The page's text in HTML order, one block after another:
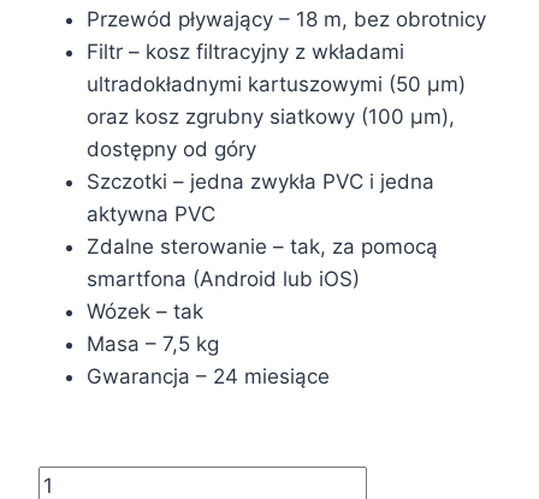
Przewód pływający – 18 m, bez obrotnicy
Filtr – kosz filtracyjny z wkładami
ultradokładnymi kartuszowymi (50 µm)
oraz kosz zgrubny siatkowy (100 µm),
dostępny od góry
Szczotki – jedna zwykła PVC i jedna
aktywna PVC
Zdalne sterowanie – tak, za pomocą
smartfona (Android lub iOS)
Wózek – tak
Masa – 7,5 kg
Gwarancja – 24 miesiące
ilość